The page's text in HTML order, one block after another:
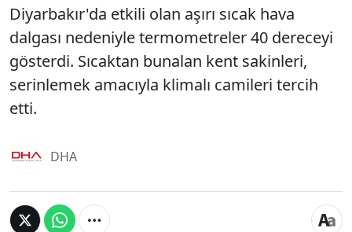
Diyarbakır'da etkili olan aşırı sıcak hava
dalgası nedeniyle termometreler 40 dereceyi
gösterdi. Sıcaktan bunalan kent sakinleri,
serinlemek amacıyla klimalı camileri tercih
etti.
DHA